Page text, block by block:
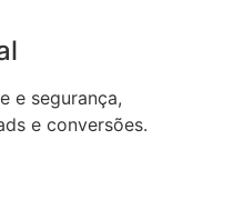
e segurança,
e conversões.